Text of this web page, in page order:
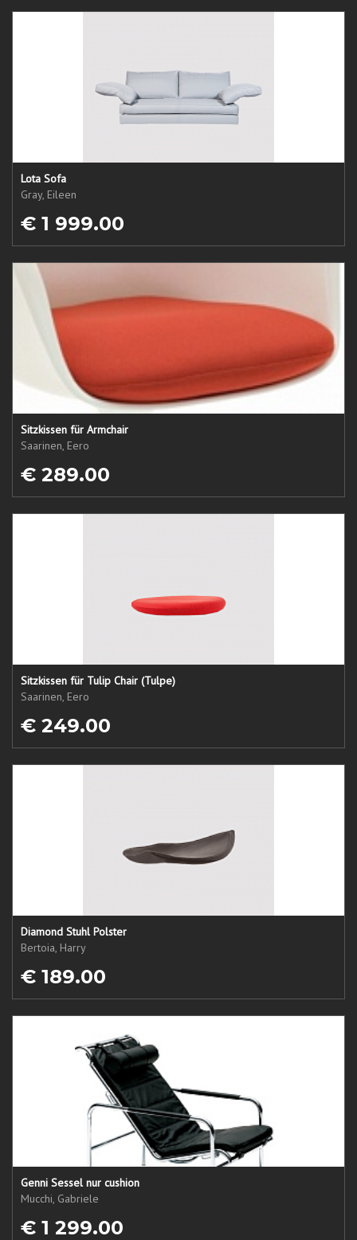
Lota Sofa
Gray, Eileen
€ 1 999.00
Sitzkissen für Armchair
Saarinen, Eero
€ 289.00
Sitzkissen für Tulip Chair (Tulpe)
Saarinen, Eero
€ 249.00
Diamond Stuhl Polster
Bertoia, Harry
€ 189.00
Genni Sessel nur cushion
Mucchi, Gabriele
€ 1 299.00